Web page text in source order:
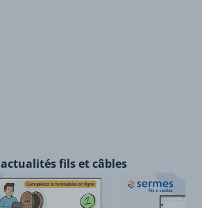
actualités fils et câbles